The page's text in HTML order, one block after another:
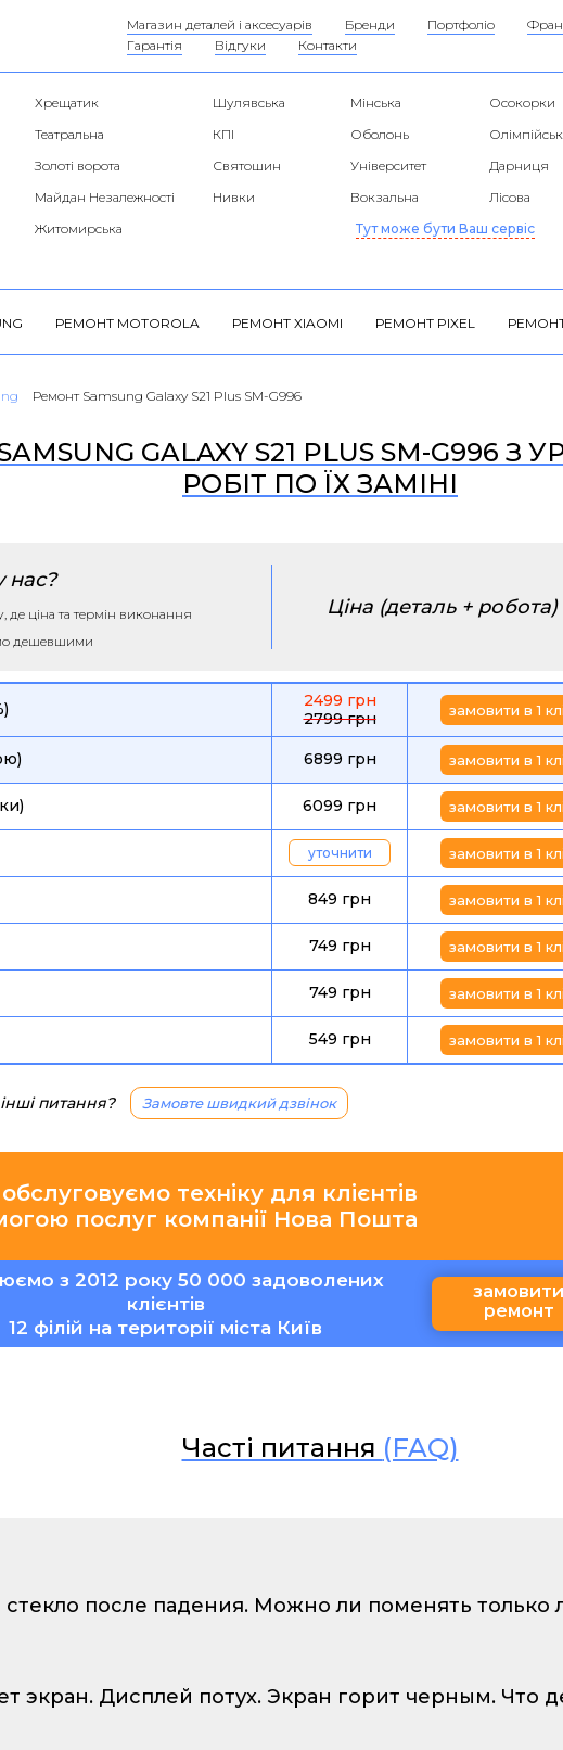
Магазин деталей і аксесуарів Бренди Портфоліо
Гарантія
Відгуки Контакти
Хрещатик Шулявська Мінська
Осокорки
Театральна
КПІ Оболонь
Золоті ворота
Святошин Університет
Дарниця
Майдан Незалежності
Нивки Вокзальна
Лісова
Житомирська
Тут може бути Ваш сервіс
РЕМОНТ MOTOROLA РЕМОНТ XIAOMI РЕМОНТ PIXEL
Ремонт Samsung Galaxy S21 Plus SM-G996
GALAXY S21 PLUS SM-G996
РОБІТ ПО ЇХ ЗАМІНІ
нас?
де ціна та термін виконання
дешевшими
Ціна (деталь + робота)
2499 грн
2799 грн
замовити в 1
6899 грн замовити в 1
6099 грн замовити в 1
уточнити замовити в 1
849 грн замовити в 1
749 грн замовити в 1
749 грн замовити в 1
549 грн замовити в 1
питання? Замовте швидкий дзвінок
техніку для клієнтів
послуг компанії Нова Пошта
з 2012 року 50 000 задоволених
клієнтів
12 філій на території міста Київ
замовити
ремонт
Часті питання (FAQ)
стекло после падения. Можно ли поменять только
экран. Дисплей потух. Экран горит черным. Что